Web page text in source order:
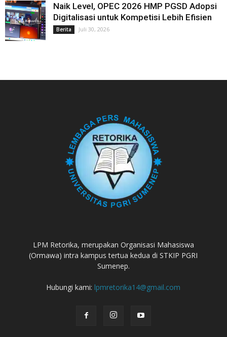
Naik Level, OPEC 2026 HMP PGSD Adopsi
Digitalisasi untuk Kompetisi Lebih Efisien
Berita Juli 30, 2026
LPM Retorika, merupakan Organisasi Mahasiswa
(Ormawa) intra kampus tertua kedua di STKIP PGRI
Sumenep.
Hubungi kami: lpmretorika14@gmail.com